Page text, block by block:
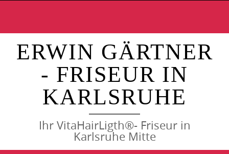
content
ERWIN GÄRTNER
- FRISEUR IN
KARLSRUHE
Ihr VitaHairLigth®- Friseur in
Karlsruhe Mitte